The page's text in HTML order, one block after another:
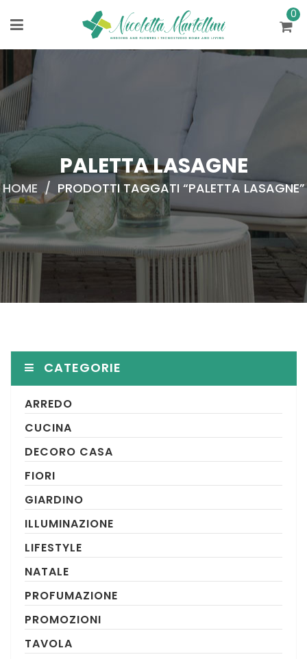
0
PALETTA LASAGNE
HOME / PRODOTTI TAGGATI “PALETTA LASAGNE”
CATEGORIE
ARREDO
CUCINA
DECORO CASA
FIORI
GIARDINO
ILLUMINAZIONE
LIFESTYLE
NATALE
PROFUMAZIONE
PROMOZIONI
TAVOLA